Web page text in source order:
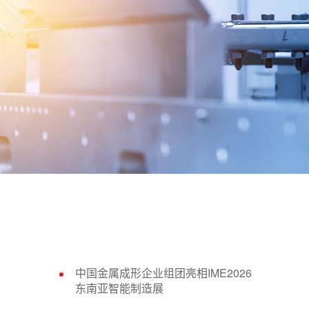
中国金属成形企业组团亮相IME2026
东南亚智能制造展